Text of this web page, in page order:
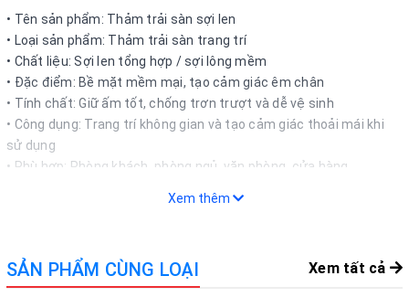
• Tên sản phẩm: Thảm trải sàn sợi len
• Loại sản phẩm: Thảm trải sàn trang trí
• Chất liệu: Sợi len tổng hợp / sợi lông mềm
• Đặc điểm: Bề mặt mềm mại, tạo cảm giác êm chân
• Tính chất: Giữ ấm tốt, chống trơn trượt và dễ vệ sinh
• Công dụng: Trang trí không gian và tạo cảm giác thoải mái khi
sử dụng
• Phù hợp: Phòng khách, phòng ngủ, văn phòng, cửa hàng
• Xuất xứ: Việt Nam / Trung Quốc tùy loại
Xem thêm
SẢN PHẨM CÙNG LOẠI Xem tất cả